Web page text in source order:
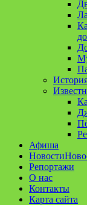
Афиша
Новости
Репортажи
О нас
Контакты
Карта сайта